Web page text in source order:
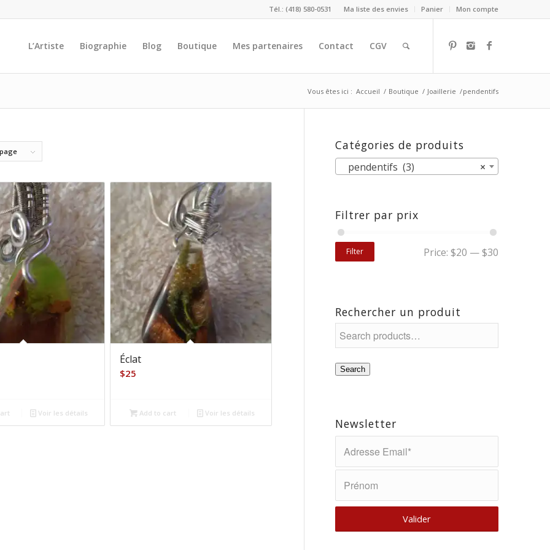
Ma liste des envies Panier Mon compte
Tél.: (418) 580-0531
L’Artiste Biographie Blog Boutique Mes partenaires Contact CGV
Vous êtes ici : Accueil / Boutique / Joaillerie /pendentifs
Voir les détails
Éclat
$25
Add to cart Voir les détails
Catégories de produits
×
pendentifs (3)
Filtrer par prix
Filter Price:$20 —$30
Rechercher un produit
Search
Newsletter